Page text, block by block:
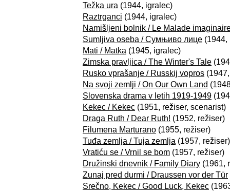
Težka ura (1944, igralec)
Raztrganci (1944, igralec)
Namišljeni bolnik / Le Malade
Sumljiva oseba / Сумњиво лице (1944,
Mati / Matka (1945, igralec)
Zimska pravljica / The Winter's Tale
Rusko vprašanje / Russkij vopros
Na svoji zemlji / On Our Own Land
Slovenska drama v letih 1919-1949
Kekec / Kekec (1951, režiser, scenarist)
Draga Ruth / Dear Ruth! (1952, režiser)
Filumena Marturano (1955, režiser)
Tuđa zemlja / Tuja zemlja (1957, režiser)
Vratiću se / Vrnil se bom (1957, režiser)
Družinski dnevnik / Family Diary (1961,
Zunaj pred durmi / Draussen vor der Tür
Srečno, Kekec / Good Luck, Kekec